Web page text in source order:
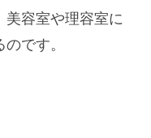
美容室や理容室に
です。